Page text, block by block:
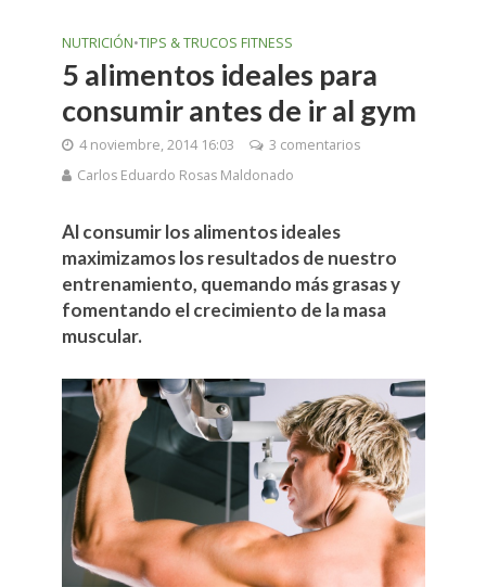
NUTRICIÓN•TIPS & TRUCOS FITNESS
5 alimentos ideales para
consumir antes de ir al gym
4 noviembre, 2014 16:03
3 comentarios
Carlos Eduardo Rosas Maldonado
Al consumir los alimentos ideales
maximizamos los resultados de nuestro
entrenamiento, quemando más grasas y
fomentando el crecimiento de la masa
muscular.